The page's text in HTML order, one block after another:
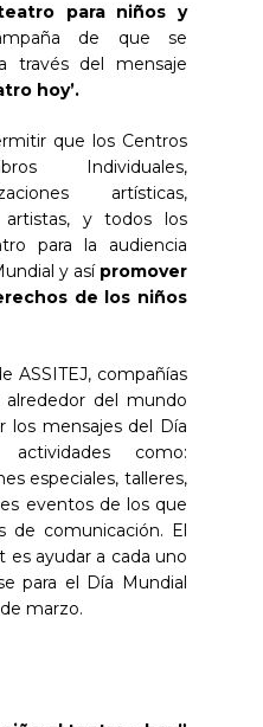
para niños y
de que se
través del mensaje
hoy’.
que los Centros
Individuales,
artísticas,
artistas, y todos los
para la audiencia
y así promover
de los niños
ASSITEJ, compañías
del mundo
los mensajes del Día
como:
especiales, talleres,
eventos de los que
de comunicación. El
ayudar a cada uno
para el Día Mundial
marzo.